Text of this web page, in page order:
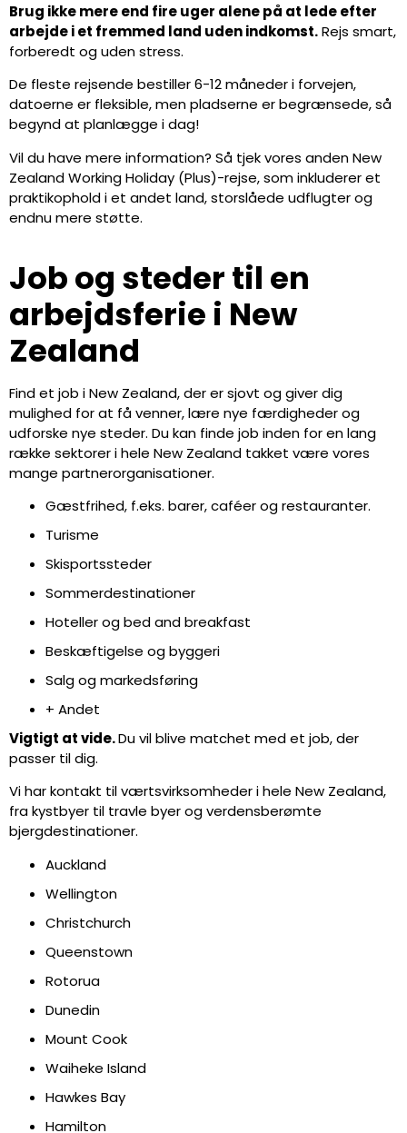
Brug ikke mere end fire uger alene på at lede efter
arbejde i et fremmed land uden indkomst.Rejs smart,
forberedt og uden stress.
De fleste rejsende bestiller 6-12 måneder i forvejen,
datoerne er fleksible, men pladserne er begrænsede, så
begynd at planlægge i dag!
Vil du have mere information? Så tjek vores anden New
Zealand Working Holiday (Plus)-rejse, som inkluderer et
praktikophold i et andet land, storslåede udflugter og
endnu mere støtte.
Job og steder til en
arbejdsferie i New
Zealand
Find et job i New Zealand, der er sjovt og giver dig
mulighed for at få venner, lære nye færdigheder og
udforske nye steder. Du kan finde job inden for en lang
række sektorer i hele New Zealand takket være vores
mange partnerorganisationer.
Gæstfrihed, f.eks. barer, caféer og restauranter.
Turisme
Skisportssteder
Sommerdestinationer
Hoteller og bed and breakfast
Beskæftigelse og byggeri
Salg og markedsføring
+ Andet
Vigtigt at vide.Du vil blive matchet med et job, der
passer til dig.
Vi har kontakt til værtsvirksomheder i hele New Zealand,
fra kystbyer til travle byer og verdensberømte
bjergdestinationer.
Auckland
Wellington
Christchurch
Queenstown
Rotorua
Dunedin
Mount Cook
Waiheke Island
Hawkes Bay
Hamilton